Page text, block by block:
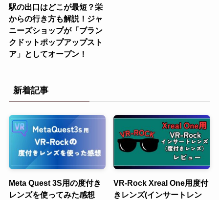
駅の出口はどこが最短？栄
からの行き方も解説！ジャ
ニーズショップが「ブラン
クドットポップアップスト
ア」としてオープン！
新着記事
Meta Quest 3S用の度付き
レンズを使ってみた感想
VR-Rock Xreal One用度付
きレンズ(インサートレン